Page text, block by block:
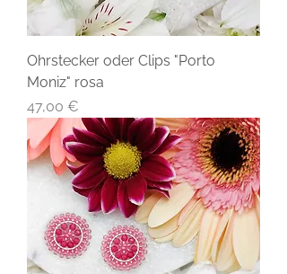
Ohrstecker oder Clips "Porto
Moniz" rosa
Preis
47,00 €